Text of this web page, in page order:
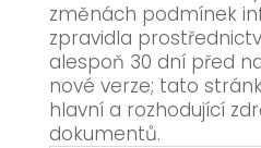
změnách podmínek
zpravidla
alespoň 30 dní před
nové verze; tato
hlavní a rozhodující
dokumentů.